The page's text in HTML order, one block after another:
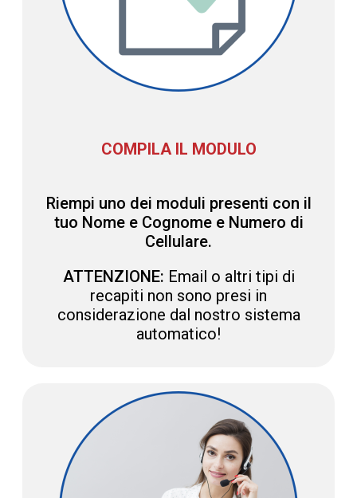
COMPILA IL MODULO
Riempi uno dei moduli presenti con il
tuo Nome e Cognome e Numero di
Cellulare.
ATTENZIONE: Email o altri tipi di
recapiti non sono presi in
considerazione dal nostro sistema
automatico!